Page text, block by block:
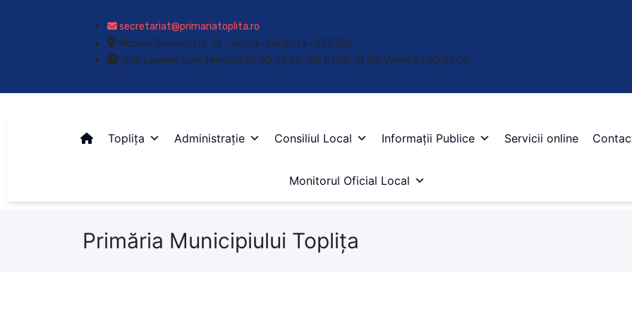
secretariat@primariatoplita.ro
Nicolae Bălcescu nr. 14 • Toplița • Harghita • 535700
Orar casierie: Luni-Miercuri: 07.00-15.30; Joi: 07.00-18.00; Vineri: 07.00-13.00
Toplița Administrație Consiliul Local Informații Publice Servicii online
Monitorul Oficial Local
Primăria Municipiului Toplița